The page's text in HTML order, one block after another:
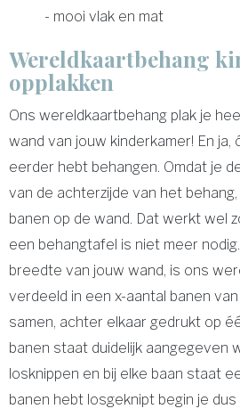
- mooi vlak en mat
Wereldkaartbehang
opplakken
Ons wereldkaartbehang plak je
wand van jouw kinderkamer! En ja,
eerder hebt behangen. Omdat je
van de achterzijde van het
banen op de wand. Dat werkt wel
een behangtafel is niet meer
breedte van jouw wand, is ons
verdeeld in een x-aantal banen
samen, achter elkaar gedrukt op
banen staat duidelijk aangegeven
losknippen en bij elke baan staat
banen hebt losgeknipt begin je